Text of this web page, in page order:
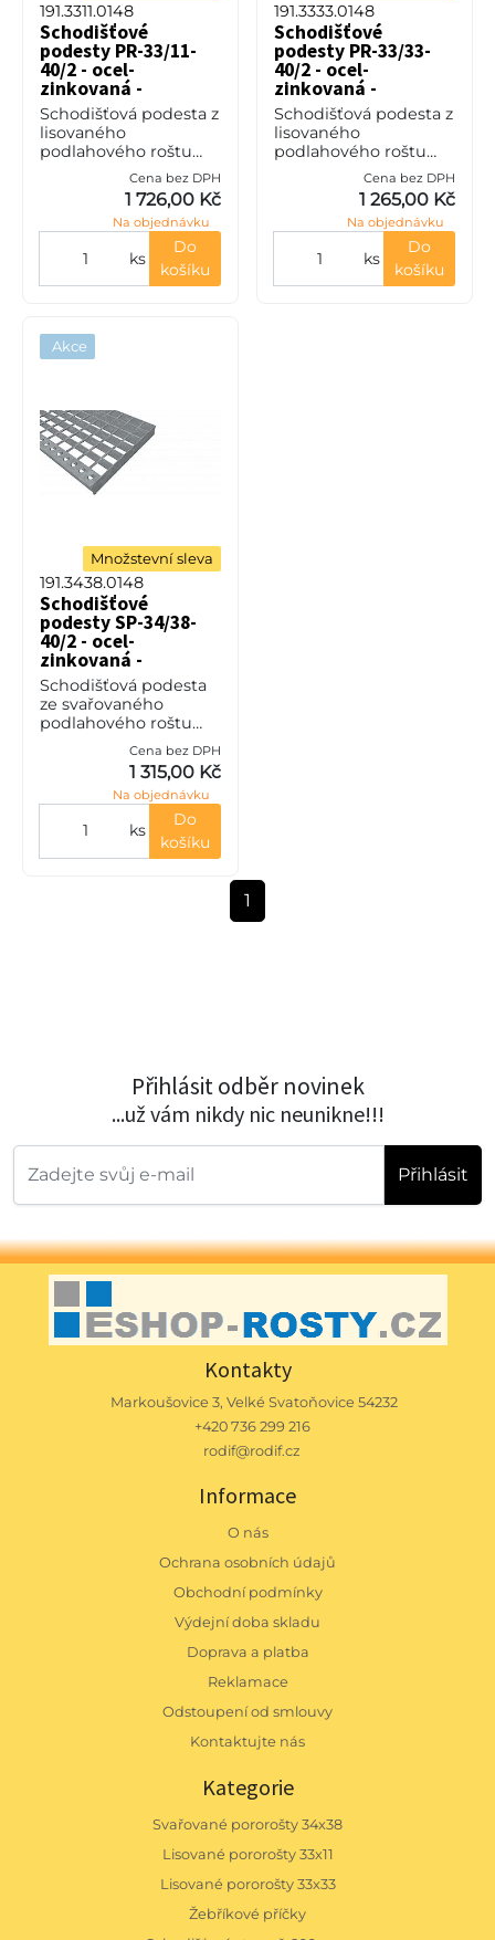
191.3311.0148
Schodišťové
podesty PR-33/11-
40/2 - ocel-
zinkovaná -
1100x500
Schodišťová podesta z
lisovaného
podlahového roštu
(PR), 33/11 - rozteče
nosných 33 mm /
rozpěrných 11 mm,
výška 40 mm, síla 2
(ST37.2
Cena bez DPH
1 726,00 Kč
Na objednávku
ks
Do
košíku
191.3333.0148
Schodišťové
podesty PR-33/33-
40/2 - ocel-
zinkovaná -
1100x500
Schodišťová podesta z
lisovaného
podlahového roštu
(PR), 33/33 - rozteče
nosných 33 mm /
rozpěrných 33 mm,
výška 40 mm, síla 2
(ST37.2
Cena bez DPH
1 265,00 Kč
Na objednávku
ks
Do
košíku
Akce
Množstevní sleva
191.3438.0148
Schodišťové
podesty SP-34/38-
40/2 - ocel-
zinkovaná -
1100x500
Schodišťová podesta
ze svařovaného
podlahového roštu
(SP), 34/38 - rozteče
nosných 34 mm /
rozpěrných 38 mm,
výška 40 mm, síla 2
mm, ocel S235JR (ST37
Cena bez DPH
1 315,00 Kč
Na objednávku
ks
Do
košíku
1
Přihlásit odběr novinek
...už vám nikdy nic neunikne!!!
Přihlásit
Kontakty
Markoušovice 3, Velké Svatoňovice 54232
+420 736 299 216
rodif@rodif.cz
Informace
O nás
Ochrana osobních údajů
Obchodní podmínky
Výdejní doba skladu
Doprava a platba
Reklamace
Odstoupení od smlouvy
Kontaktujte nás
Kategorie
Svařované pororošty 34x38
Lisované pororošty 33x11
Lisované pororošty 33x33
Žebříkové příčky